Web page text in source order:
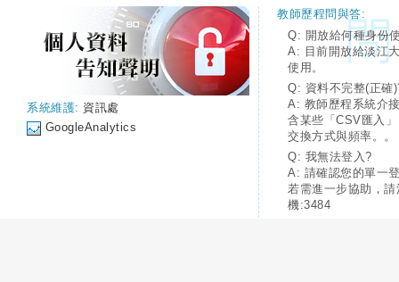
系統維護: 資訊處
GoogleAnalytics
教師歷程問與答:
Q: 開放給何種身份
A: 目前開放給淡江
使用。
Q: 資料不完整(正確
A: 教師歷程系統介
含某些「CSV匯入
交換方式與頻率。。
Q: 我無法登入?
A: 請確認您的單一
若需進一步協助，
機:3484